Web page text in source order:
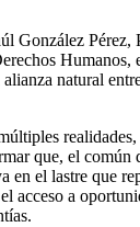
González Pérez,
Humanos,
natural
realidades,
que, el común
en el lastre que
acceso a